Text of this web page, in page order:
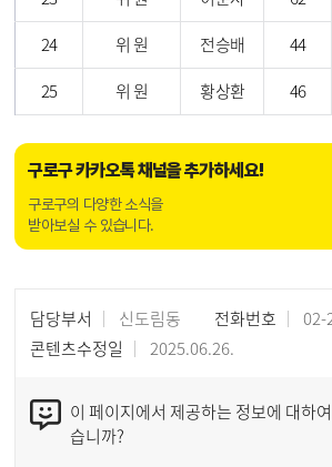
24
위 원 전승배 44
25
위 원 황상환 46
구로구 카카오톡 채널을 추가하세요!
구로구의 다양한 소식을
받아보실 수 있습니다.
담당부서 신도림동 전화번호
02-
콘텐츠수정일
2025.06.26.
이 페이지에서 제공하는 정보에 대하
습니까?